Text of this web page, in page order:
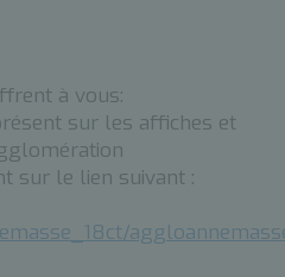
à vous:
sur les affiches et
sur le lien suivant :